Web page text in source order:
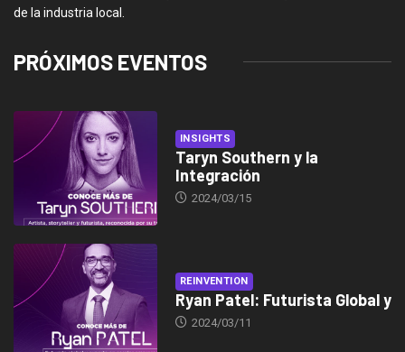
de la industria local.
PRÓXIMOS EVENTOS
INSIGHTS
Taryn Southern y la
Integración
2024/03/15
REINVENTION
Ryan Patel: Futurista Global y
2024/03/11